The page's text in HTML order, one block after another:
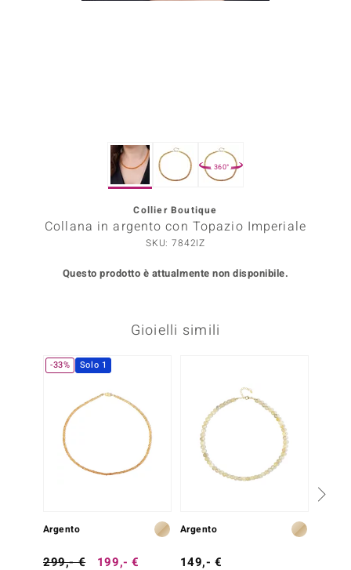
Collection
360°
Collier Boutique
Collana in argento con Topazio Imperiale
SKU: 7842IZ
Questo prodotto è attualmente non disponibile.
Gioielli simili
-33% Solo 1
Argento
299,- € 199,- €
Argento
149,- €